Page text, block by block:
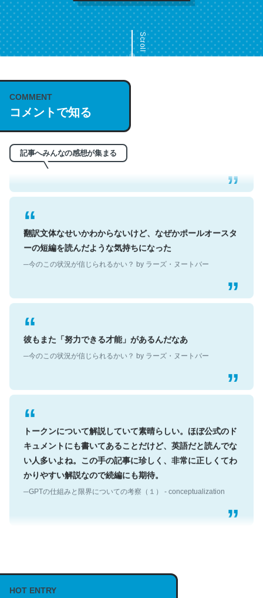
Scroll
COMMENT
コメントで知る
記事へみんなの感想が集まる
これは名文。彼はとてもクレバーなんだろうなと凄く思
─今のこの状況が信じられるかい？ by ラーズ・ヌートバー
翻訳文体なせいかわからないけど、なぜかポールオースタ
ーの短編を読んだような気持ちになった
─今のこの状況が信じられるかい？ by ラーズ・ヌートバー
彼もまた「努力できる才能」があるんだなあ
─今のこの状況が信じられるかい？ by ラーズ・ヌートバー
トークンについて解説していて素晴らしい。ほぼ公式のド
キュメントにも書いてあることだけど、英語だと読んでな
い人多いよね。この手の記事に珍しく、非常に正しくてわ
かりやすい解説なので続編にも期待。
─GPTの仕組みと限界についての考察（１） - conceptualization
説してる記事が少ないので貴重な良記事。/続編来た
https://isobe324649.hatenablog.com/entry/2023/03/27
HOT ENTRY